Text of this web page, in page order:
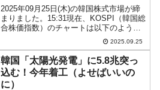
2025年09月25日(木)の韓国株式市場が締
まりました。15:31現在、KOSPI（韓国総
合株価指数）のチャートは以下のように
『Investing.com』より引用）。投資家別
売買動向は以下です。⇒データ引用元：
『...
2025.09.25
韓国「太陽光発電」に5.8兆突っ
込む！今年着工（よせばいいの
に）